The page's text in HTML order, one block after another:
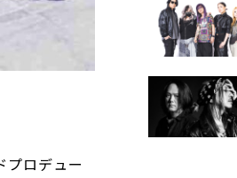
プロデュー